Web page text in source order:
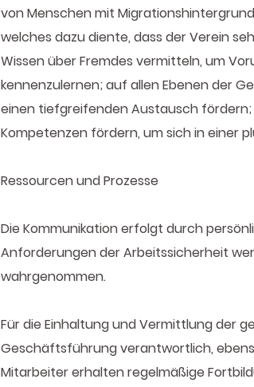
von Menschen mit
welches dazu diente, dass der Verein
Wissen über Fremdes vermitteln, um
kennenzulernen; auf allen Ebenen der
einen tiefgreifenden Austausch
Kompetenzen fördern, um sich in einer
Ressourcen und Prozesse
Die Kommunikation erfolgt durch
Anforderungen der Arbeitssicherheit
wahrgenommen.
Für die Einhaltung und Vermittlung der
Geschäftsführung verantwortlich,
Mitarbeiter erhalten regelmäßige